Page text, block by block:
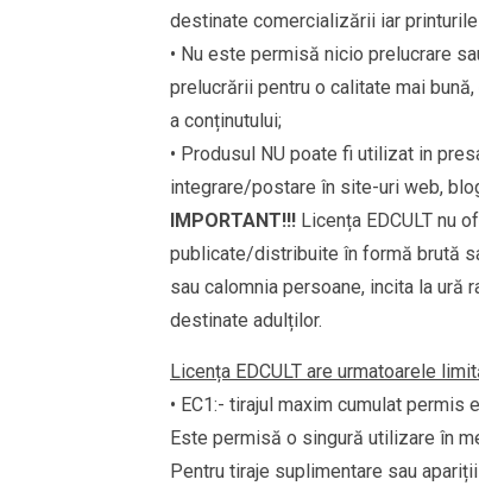
destinate comercializării iar
• Nu este permisă nicio prelucrare
prelucrării pentru o calitate mai
a conținutului;
• Produsul NU poate fi utilizat in
integrare/postare în site-uri web,
IMPORTANT!!! Licența EDCULT nu
publicate/distribuite în formă brută
sau calomnia persoane, incita la
destinate adulților.
Licența EDCULT are urmatoarele
• EC1:- tirajul maxim cumulat
Este permisă o singură utilizare în
Pentru tiraje suplimentare sau